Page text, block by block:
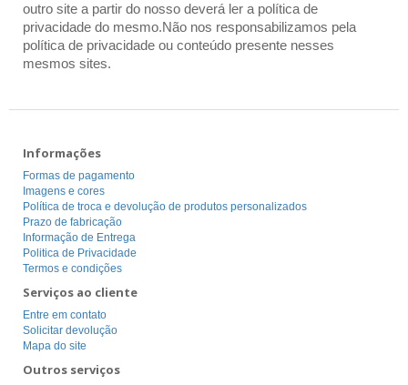
outro site a partir do nosso deverá ler a política de
privacidade do mesmo.Não nos responsabilizamos pela
política de privacidade ou conteúdo presente nesses
mesmos sites.
Informações
Formas de pagamento
Imagens e cores
Política de troca e devolução de produtos personalizados
Prazo de fabricação
Informação de Entrega
Politica de Privacidade
Termos e condições
Serviços ao cliente
Entre em contato
Solicitar devolução
Mapa do site
Outros serviços